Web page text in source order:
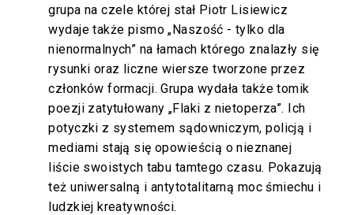
grupa na czele której stał Piotr Lisiewicz
wydaje także pismo „Naszość - tylko dla
nienormalnych” na łamach którego znalazły się
rysunki oraz liczne wiersze tworzone przez
członków formacji. Grupa wydała także tomik
poezji zatytułowany „Flaki z nietoperza”. Ich
potyczki z systemem sądowniczym, policją i
mediami stają się opowieścią o nieznanej
liście swoistych tabu tamtego czasu. Pokazują
też uniwersalną i antytotalitarną moc śmiechu i
ludzkiej kreatywności.